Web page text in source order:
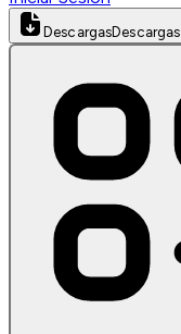
DescargasDescargas